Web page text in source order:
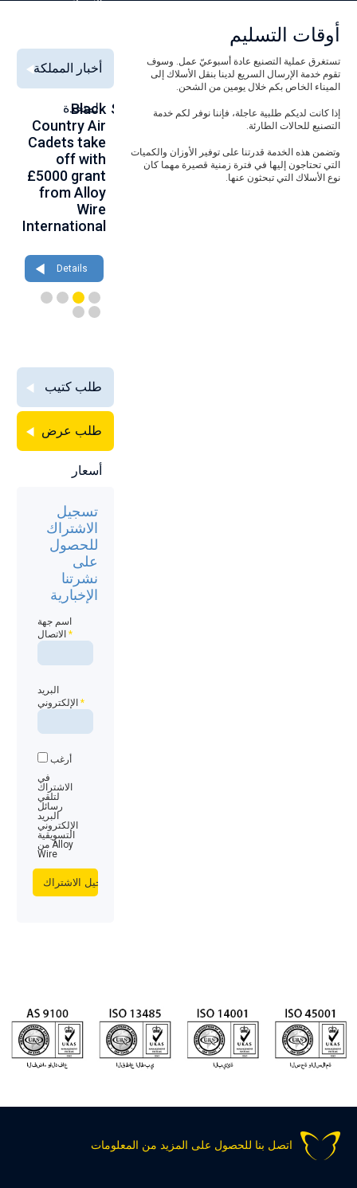
أوقات التسليم
تستغرق عملية التصنيع عادة أسبوعيّ عمل. وسوف
تقوم خدمة الإرسال السريع لدينا بنقل الأسلاك إلى
الميناء الخاص بكم خلال يومين من الشحن.
إذا كانت لديكم طلبية عاجلة، فإننا نوفر لكم خدمة
التصنيع للحالات الطارئة.
وتضمن هذه الخدمة قدرتنا على توفير الأوزان والكميات
التي تحتاجون إليها في فترة زمنية قصيرة مهما كان
نوع الأسلاك التي تبحثون عنها.
أخبار المملكة
المتحدة
Alloy Wire
International
80th
birthday at
Strengthening
Aerospace
Connections
Black
Country Air
Cadets take
off with
£5000 grant
from Alloy
Wire
International
Details
طلب كتيب
طلب عرض
أسعار
تسجيل
الاشتراك
للحصول
على
نشرتنا
الإخبارية
اسم جهة
الاتصال*
البريد
الإلكتروني*
أرغب
في
الاشتراك
لتلقي
رسائل
البريد
الإلكتروني
التسويقية
من Alloy
Wire
اتصل بنا للحصول على المزيد من المعلومات